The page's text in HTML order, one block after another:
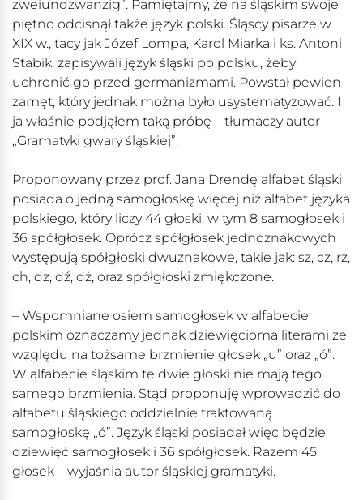
zweiundzwanzig”. Pamiętajmy, że na śląskim swoje
piętno odcisnął także język polski. Śląscy pisarze w
XIX w., tacy jak Józef Lompa, Karol Miarka i ks. Antoni
Stabik, zapisywali język śląski po polsku, żeby
uchronić go przed germanizmami. Powstał pewien
zamęt, który jednak można było usystematyzować. I
ja właśnie podjąłem taką próbę – tłumaczy autor
„Gramatyki gwary śląskiej”.
Proponowany przez prof. Jana Drendę alfabet śląski
posiada o jedną samogłoskę więcej niż alfabet języka
polskiego, który liczy 44 głoski, w tym 8 samogłosek i
36 spółgłosek. Oprócz spółgłosek jednoznakowych
występują spółgłoski dwuznakowe, takie jak: sz, cz, rz,
ch, dz, dź, dż, oraz spółgłoski zmiękczone.
– Wspomniane osiem samogłosek w alfabecie
polskim oznaczamy jednak dziewięcioma literami ze
względu na tożsame brzmienie głosek „u” oraz „ó”.
W alfabecie śląskim te dwie głoski nie mają tego
samego brzmienia. Stąd proponuję wprowadzić do
alfabetu śląskiego oddzielnie traktowaną
samogłoskę „ó”. Język śląski posiadał więc będzie
dziewięć samogłosek i 36 spółgłosek. Razem 45
głosek – wyjaśnia autor śląskiej gramatyki.